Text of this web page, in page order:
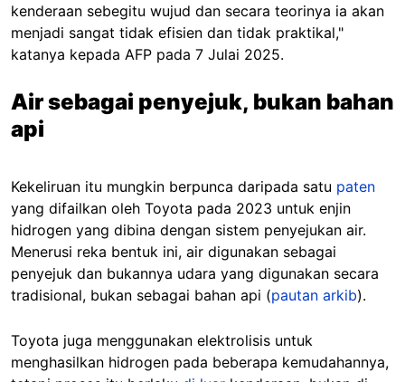
kenderaan sebegitu wujud dan secara teorinya ia akan
menjadi sangat tidak efisien dan tidak praktikal,"
katanya kepada AFP pada 7 Julai 2025.
Air sebagai penyejuk, bukan bahan
api
Kekeliruan itu mungkin berpunca daripada satu paten
yang difailkan oleh Toyota pada 2023 untuk enjin
hidrogen yang dibina dengan sistem penyejukan air.
Menerusi reka bentuk ini, air digunakan sebagai
penyejuk dan bukannya udara yang digunakan secara
tradisional, bukan sebagai bahan api (pautan arkib).
Toyota juga menggunakan elektrolisis untuk
menghasilkan hidrogen pada beberapa kemudahannya,